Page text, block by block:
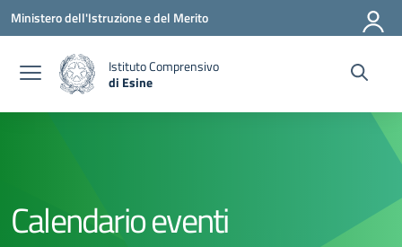
Vai ai contenuti
Vai al menu di navigazione
Vai al footer
Ministero dell'Istruzione e del Merito
Istituto Comprensivo
di Esine
Calendario eventi